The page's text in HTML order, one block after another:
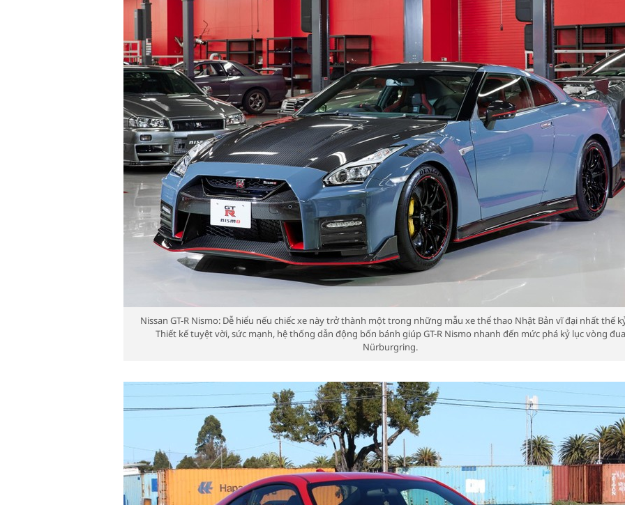
Nissan GT-R Nismo: Dễ hiểu nếu chiếc xe này trở thành một trong những mẫu xe thể thao Nhật Bản vĩ đại nhất thế
Thiết kế tuyệt vời, sức mạnh, hệ thống dẫn động bốn bánh giúp GT-R Nismo nhanh đến mức phá kỷ lục vòng đua
Nürburgring.